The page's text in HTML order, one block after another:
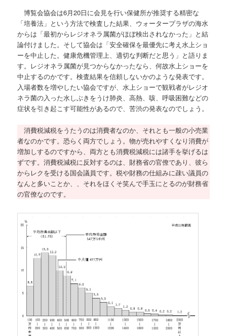
博覧会協会は6月20日に会見を行い保健所が推奨する精密な
「培養法」という方法で検査した結果、ウォータープラザの海水
からは「最初からレジオネラ属菌がほぼ検出されなかった」と結
論付けました。そして協会は「安全確保を最優先に考え水上ショ
ーを中止した。健康危機管理上、適切な判断だと思う」と語りま
す。レジオネラ属菌が見つからなかったなら、何故水上ショーを
中止するのかです。検査結果を信頼しないかのような発表です。
入場者数を増やしたい協会ですが、水上ショーで観戦者がレジオ
ネラ菌の入った水しぶきをうけ肺炎、高熱、咳、呼吸困難などの
症状を引き起こす可能性があるので、苦渋の発表なのでしょう。
消費税減税をうたうのは消費者なのか、それとも一般の小売業
者なのかです。恐らく両方でしょう。物が売れやすくなり消費が
増加しするのですから、両方とも消費税減税には諸手を挙げるは
ずです。消費税減税に反対するのは、財務省の官僚であり、彼ら
からレクを受ける国会議員です。税や財務の仕組みに疎い議員の
なんと多いことか、、それをほくそ笑んで手玉にとるのが財務省
の官僚なのです。